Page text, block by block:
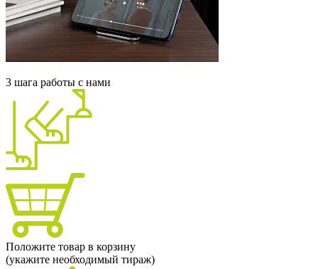
3 шага работы с нами
Положите товар в корзину
(укажите необходимый тираж)